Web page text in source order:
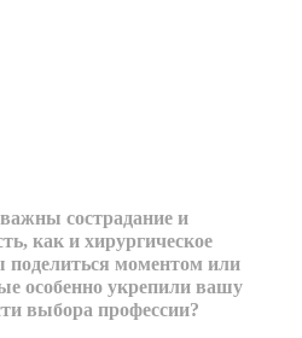
сострадание и
как и хирургическое
моментом или
особенно укрепили вашу
выбора профессии?